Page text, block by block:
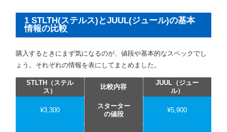
1 STLTH(ステルス)とJUUL(ジュール)の基本
情報の比較
購入するときにまず気になるのが、値段や基本的なスペックでし
ょう。それぞれの情報を表にしてまとめました。
STLTH（ステル
ス）
比較内容
JUUL（ジュー
ル）
¥3,300
スターター
の値段
¥5,900